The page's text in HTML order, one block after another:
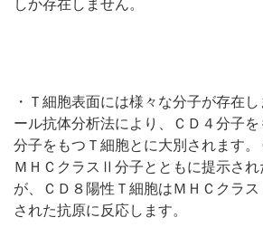
しか存在しません。
・Ｔ細胞表面には様々な分子が存在
ール抗体分析法により、ＣＤ４分子
分子をもつＴ細胞とに大別されます
ＭＨＣクラスⅡ分子とともに提示され
が、ＣＤ８陽性Ｔ細胞はＭＨＣクラ
された抗原に反応します。